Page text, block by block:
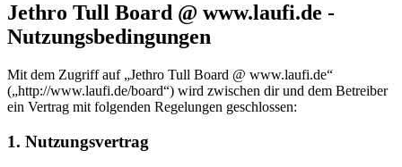
Jethro Tull Board @ www.laufi.de -
Nutzungsbedingungen
Mit dem Zugriff auf „Jethro Tull Board @ www.laufi.de“
(„http://www.laufi.de/board“) wird zwischen dir und dem Betreiber
ein Vertrag mit folgenden Regelungen geschlossen:
1. Nutzungsvertrag